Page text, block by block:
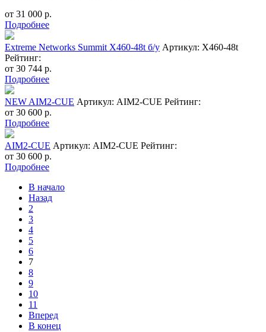
от 31 000 р.
Подробнее
Extreme Networks Summit X460-48t б/у Артикул: X460-48t
Рейтинг:
от 30 744 р.
Подробнее
NEW AIM2-CUE Артикул: AIM2-CUE Рейтинг:
от 30 600 р.
Подробнее
AIM2-CUE Артикул: AIM2-CUE Рейтинг:
от 30 600 р.
Подробнее
В начало
Назад
2
3
4
5
6
7
8
9
10
11
Вперед
В конец